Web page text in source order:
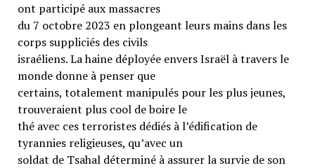
ont participé aux massacres
du 7 octobre 2023 en plongeant leurs mains dans les
corps suppliciés des civils
israéliens. La haine déployée envers Israël à travers le
monde donne à penser que
certains, totalement manipulés pour les plus jeunes,
trouveraient plus cool de boire le
thé avec ces terroristes dédiés à l’édification de
tyrannies religieuses, qu’avec un
soldat de Tsahal déterminé à assurer la survie de son